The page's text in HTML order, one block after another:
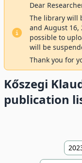
Dear
The library will
and August
possible to
will be
Thank you for
Kőszegi
publication